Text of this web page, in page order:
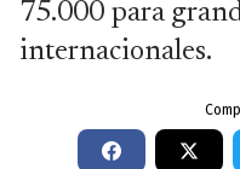
75.000 para
internacionales.